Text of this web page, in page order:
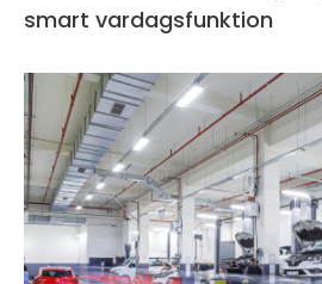
smart vardagsfunktion